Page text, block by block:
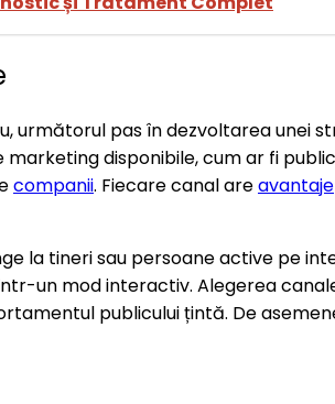
următorul pas în dezvoltarea
disponibile, cum ar fi
companii. Fiecare canal areavantaje
la tineri sau persoane active pe
un mod interactiv. Alegerea
publicului țintă. De